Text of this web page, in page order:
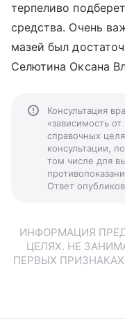
терпеливо
средства. Очень
мазей был
Селютина Оксана
Консультация
«зависимость
справочных
консультации,
том числе для
Ответ
ИНФОРМАЦИЯ
ЦЕЛЯХ. НЕ
ПЕРВЫХ